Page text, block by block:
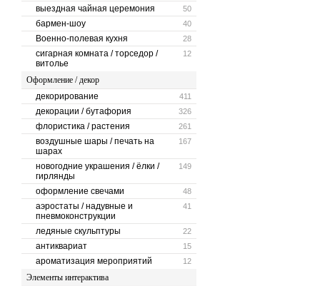
50
выездная чайная церемония
40
бармен-шоу
28
Военно-полевая кухня
12
сигарная комната / торседор /
витолье
Оформление / декор
411
декорирование
326
декорации / бутафория
261
флористика / растения
167
воздушные шары / печать на
шарах
149
новогодние украшения / ёлки /
гирлянды
48
оформление свечами
41
аэростаты / надувные и
пневмоконструкции
22
ледяные скульптуры
15
антиквариат
12
ароматизация мероприятий
Элементы интерактива